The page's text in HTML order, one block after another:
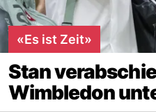
«Es ist Zeit»
Stan
Wimbledon